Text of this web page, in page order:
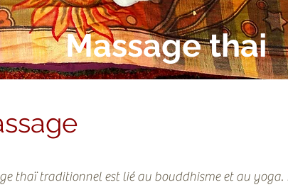
Massage thai
thaï traditionnel est lié au bouddhisme et au